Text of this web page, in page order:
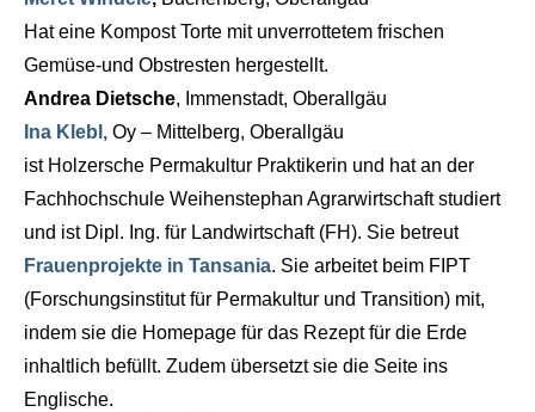
Hat eine Kompost Torte mit unverrottetem frischen
Gemüse-und Obstresten hergestellt.
Andrea Dietsche, Immenstadt, Oberallgäu
Ina Klebl, Oy – Mittelberg, Oberallgäu
ist Holzersche Permakultur Praktikerin und hat an der
Fachhochschule Weihenstephan Agrarwirtschaft studiert
und ist Dipl. Ing. für Landwirtschaft (FH). Sie betreut
Frauenprojekte in Tansania. Sie arbeitet beim FIPT
(Forschungsinstitut für Permakultur und Transition) mit,
indem sie die Homepage für das Rezept für die Erde
inhaltlich befüllt. Zudem übersetzt sie die Seite ins
Englische.